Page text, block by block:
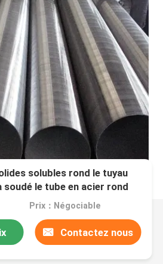
solubles rond le tuyau
soudé le tube en acier rond
Prix：Négociable
Contactez nous